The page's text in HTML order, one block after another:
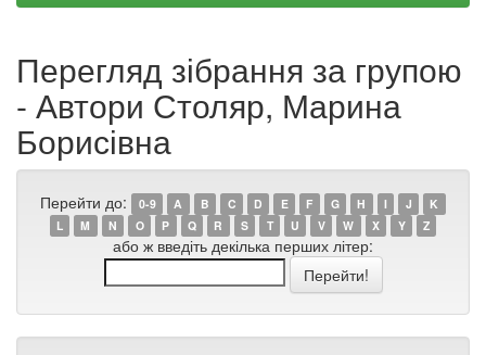
Перегляд зібрання за групою
- Автори Столяр, Марина
Борисівна
Перейти до: 0-9 A B C D E F G H I J
K
L
M N O P Q R S T U V W X Y Z
або ж введіть декілька перших літер: